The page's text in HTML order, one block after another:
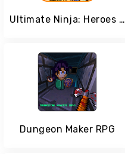
Ultimate Ninja: Heroes Impact
Dungeon Maker RPG